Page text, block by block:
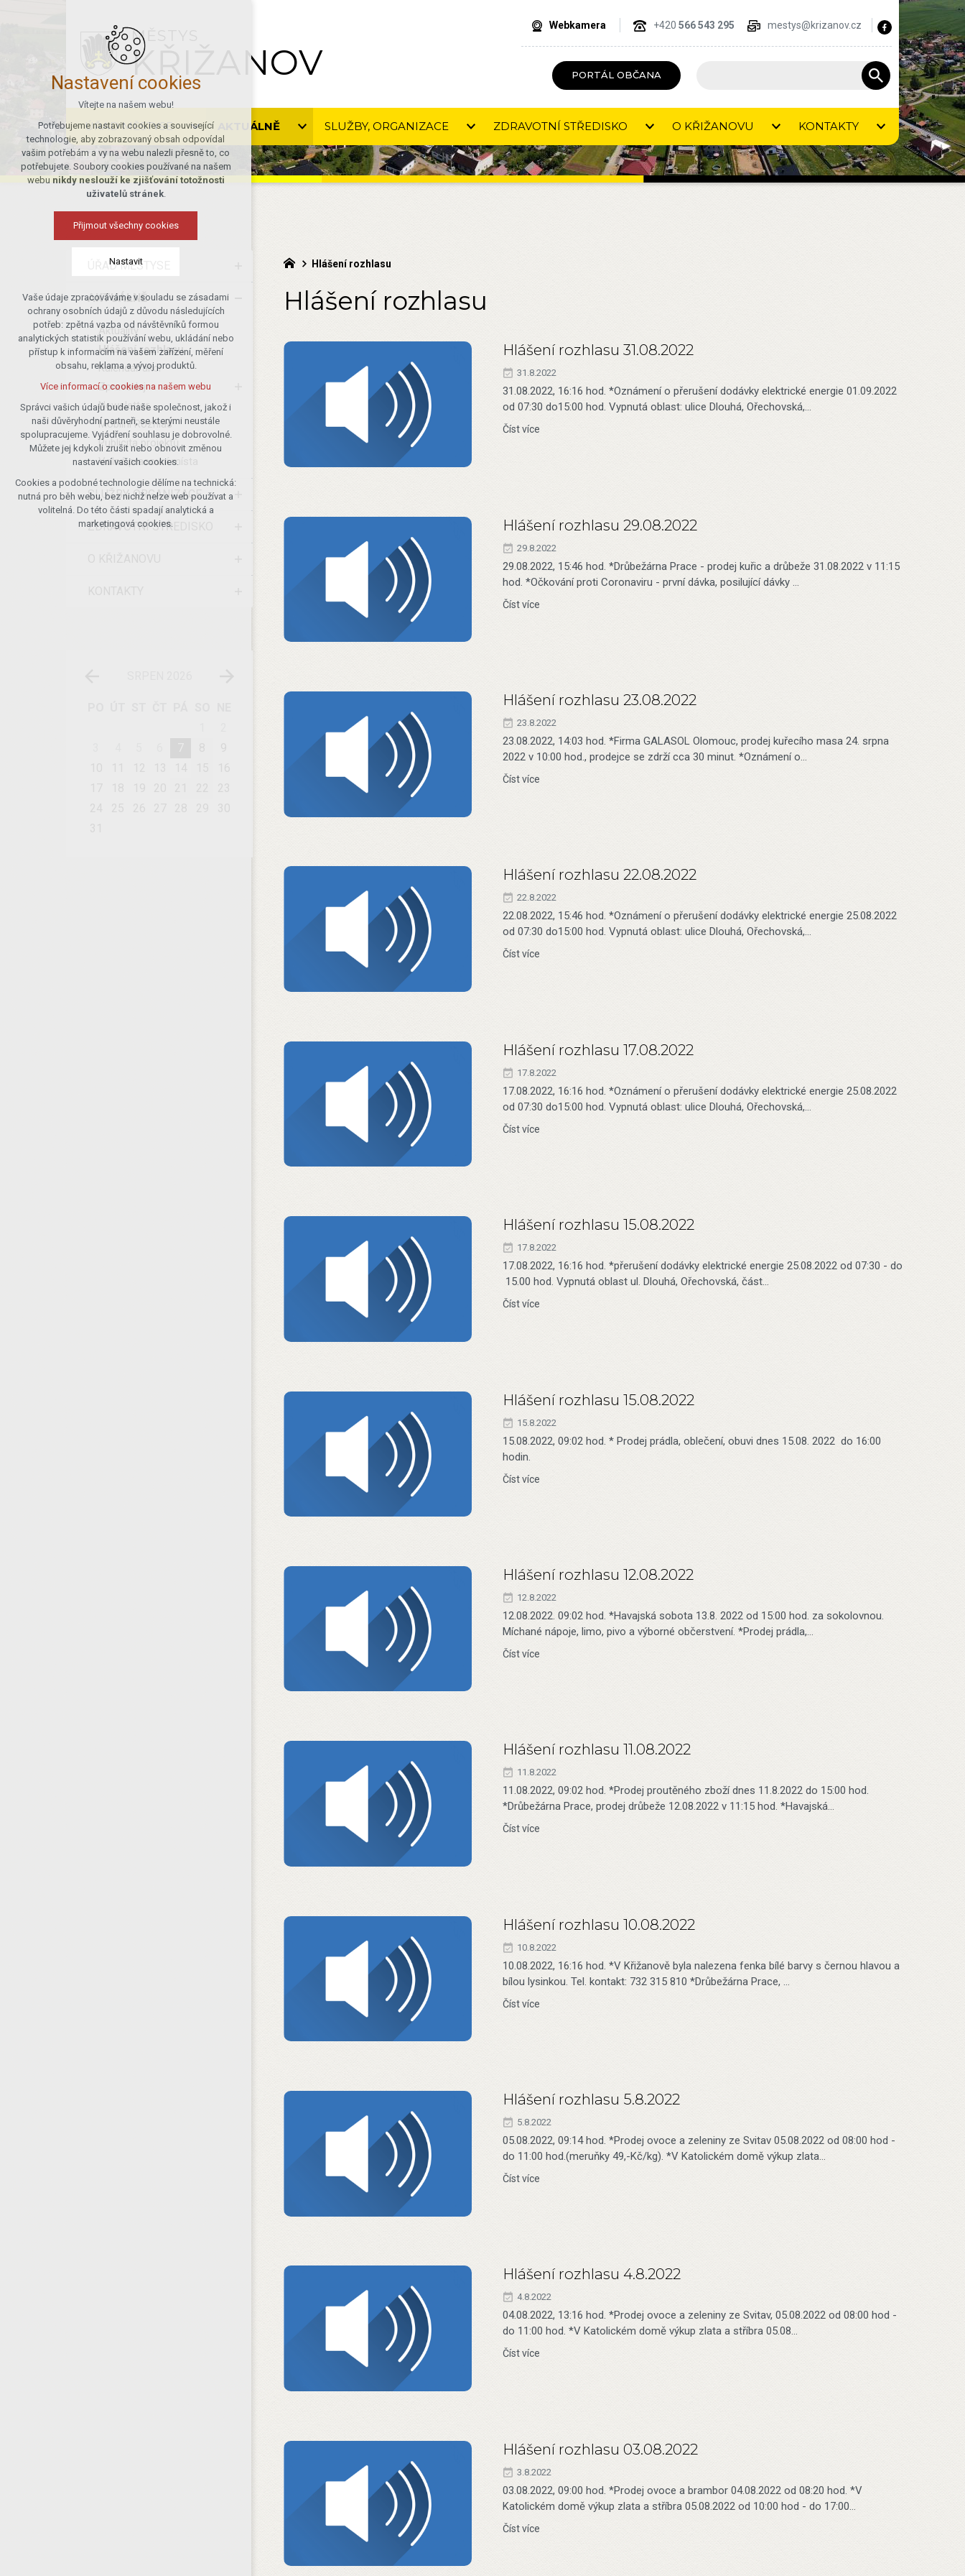
MĚSTYS
KŘIŽANOV
Webkamera +420 566 543 295 mestys@krizanov.cz
PORTÁL OBČANA
ÚŘAD MĚSTYSE AKTUÁLNĚ SLUŽBY, ORGANIZACE ZDRAVOTNÍ STŘEDISKO O KŘIŽANOVU KONTAKTY
ÚŘAD MĚSTYSE
AKTUÁLNĚ
Aktuality
Hlášení rozhlasu
Kalendář akcí
Zpravodaj
Newsletter
Mobilní Rozhlas
Publicita projektů
Volná pracovní místa
SLUŽBY, ORGANIZACE
ZDRAVOTNÍ STŘEDISKO
Hlášení rozhlasu
Hlášení rozhlasu
Hlášení rozhlasu 31.08.2022
31.8.2022
31.08.2022, 16:16 hod. *Oznámení o přerušení dodávky elektrické energie 01.09.2022
od 07:30 do15:00 hod. Vypnutá oblast: ulice Dlouhá, Ořechovská,…
Číst více
Hlášení rozhlasu 29.08.2022
29.8.2022
29.08.2022, 15:46 hod. *Drůbežárna Prace - prodej kuřic a drůbeže 31.08.2022 v 11:15
hod. *Očkování proti Coronaviru - první dávka, posilující dávky …
Číst více
Hlášení rozhlasu 23.08.2022
23.8.2022
23.08.2022, 14:03 hod. *Firma GALASOL Olomouc, prodej kuřecího masa 24. srpna
2022 v 10:00 hod., prodejce se zdrží cca 30 minut. *Oznámení o…
Číst více
Hlášení rozhlasu 22.08.2022
22.8.2022
22.08.2022, 15:46 hod. *Oznámení o přerušení dodávky elektrické energie 25.08.2022
od 07:30 do15:00 hod. Vypnutá oblast: ulice Dlouhá, Ořechovská,…
Číst více
Hlášení rozhlasu 17.08.2022
17.8.2022
17.08.2022, 16:16 hod. *Oznámení o přerušení dodávky elektrické energie 25.08.2022
od 07:30 do15:00 hod. Vypnutá oblast: ulice Dlouhá, Ořechovská,…
Číst více
Hlášení rozhlasu 15.08.2022
17.8.2022
17.08.2022, 16:16 hod. *přerušení dodávky elektrické energie 25.08.2022 od 07:30 - do
15.00 hod. Vypnutá oblast ul. Dlouhá, Ořechovská, část…
Číst více
Hlášení rozhlasu 15.08.2022
15.8.2022
15.08.2022, 09:02 hod. * Prodej prádla, oblečení, obuvi dnes 15.08. 2022 do 16:00
hodin.
Číst více
Hlášení rozhlasu 12.08.2022
12.8.2022
12.08.2022. 09:02 hod. *Havajská sobota 13.8. 2022 od 15:00 hod. za sokolovnou.
Míchané nápoje, limo, pivo a výborné občerstvení. *Prodej prádla,…
Číst více
Hlášení rozhlasu 11.08.2022
11.8.2022
11.08.2022, 09:02 hod. *Prodej proutěného zboží dnes 11.8.2022 do 15:00 hod.
*Drůbežárna Prace, prodej drůbeže 12.08.2022 v 11:15 hod. *Havajská…
Číst více
Hlášení rozhlasu 10.08.2022
10.8.2022
10.08.2022, 16:16 hod. *V Křižanově byla nalezena fenka bílé barvy s černou hlavou a
bílou lysinkou. Tel. kontakt: 732 315 810 *Drůbežárna Prace, …
Číst více
Hlášení rozhlasu 5.8.2022
5.8.2022
05.08.2022, 09:14 hod. *Prodej ovoce a zeleniny ze Svitav 05.08.2022 od 08:00 hod -
do 11:00 hod.(meruňky 49,-Kč/kg). *V Katolickém domě výkup zlata…
Číst více
Hlášení rozhlasu 4.8.2022
4.8.2022
04.08.2022, 13:16 hod. *Prodej ovoce a zeleniny ze Svitav, 05.08.2022 od 08:00 hod -
do 11:00 hod. *V Katolickém domě výkup zlata a stříbra 05.08…
Číst více
Hlášení rozhlasu 03.08.2022
3.8.2022
03.08.2022, 09:00 hod. *Prodej ovoce a brambor 04.08.2022 od 08:20 hod. *V
Katolickém domě výkup zlata a stříbra 05.08.2022 od 10:00 hod - do 17:00…
Číst více
Nastavení cookies
Vítejte na našem webu!
Potřebujeme nastavit cookies a související
technologie, aby zobrazovaný obsah odpovídal
vašim potřebám a vy na webu nalezli přesně to, co
potřebujete. Soubory cookies používané na našem
webu nikdy neslouží ke zjišťování totožnosti
uživatelů stránek.
Přijmout všechny cookies
Nastavit
Technická cookies
nutná pro provozování webu
udržení kontextu stránek (session):
případná přihlášení, volby jazyka, apod.
Volitelná cookies
analytická pro anonymizované
vyhodnocení návštěvnosti
marketingová cookies (Google)
Více informací o cookies na našem webu
Přijmout všechny cookies
Odmítnout vše
Vaše údaje zpracováváme v souladu se zásadami
ochrany osobních údajů z důvodu následujících
potřeb: zpětná vazba od návštěvníků formou
analytických statistik používání webu, ukládání nebo
přístup k informacím na vašem zařízení, měření
obsahu, reklama a vývoj produktů.
Více informací o cookies na našem webu
Správci vašich údajů bude naše společnost, jakož i
naši důvěryhodní partneři, se kterými neustále
spolupracujeme. Vyjádření souhlasu je dobrovolné.
Můžete jej kdykoli zrušit nebo obnovit změnou
nastavení vašich cookies.
Cookies a podobné technologie dělíme na technická:
nutná pro běh webu, bez nichž nelze web používat a
volitelná. Do této části spadají analytická a
marketingová cookies.